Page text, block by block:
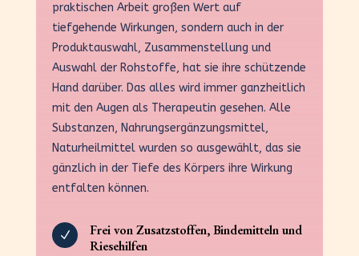
praktischen Arbeit großen Wert auf
tiefgehende Wirkungen, sondern auch in der
Produktauswahl, Zusammenstellung und
Auswahl der Rohstoffe, hat sie ihre schützende
Hand darüber. Das alles wird immer ganzheitlich
mit den Augen als Therapeutin gesehen. Alle
Substanzen, Nahrungsergänzungsmittel,
Naturheilmittel wurden so ausgewählt, das sie
gänzlich in der Tiefe des Körpers ihre Wirkung
entfalten können.
N
Frei von Zusatzstoffen, Bindemitteln und
Riesehilfen